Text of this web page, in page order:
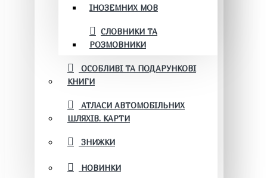
ІНОЗЕМНИХ МОВ
СЛОВНИКИ ТА
РОЗМОВНИКИ
ОСОБЛИВІ ТА ПОДАРУНКОВІ
КНИГИ
АТЛАСИ АВТОМОБІЛЬНИХ
ШЛЯХІВ. КАРТИ
ЗНИЖКИ
НОВИНКИ